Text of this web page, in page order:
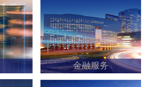
金融服务